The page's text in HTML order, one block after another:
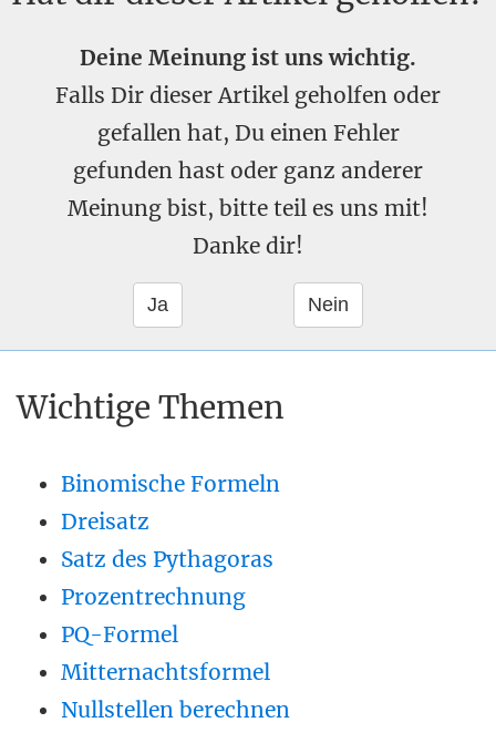
Deine Meinung ist uns wichtig.
Falls Dir dieser Artikel geholfen oder
gefallen hat, Du einen Fehler
gefunden hast oder ganz anderer
Meinung bist, bitte teil es uns mit!
Danke dir!
Wichtige Themen
Binomische Formeln
Dreisatz
Satz des Pythagoras
Prozentrechnung
PQ-Formel
Mitternachtsformel
Nullstellen berechnen